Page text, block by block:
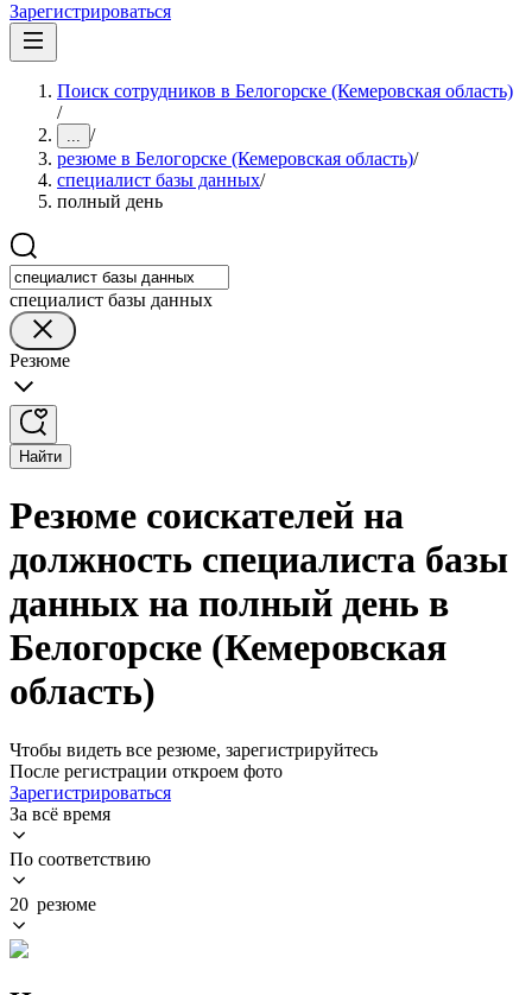
Зарегистрироваться
Поиск сотрудников в Белогорске (Кемеровская область)
/
... /
резюме в Белогорске (Кемеровская область)/
специалист базы данных/
полный день
специалист базы данных
Резюме
Найти
Резюме соискателей на
должность специалиста базы
данных на полный день в
Белогорске (Кемеровская
область)
Чтобы видеть все резюме, зарегистрируйтесь
После регистрации откроем фото
Зарегистрироваться
За всё время
По соответствию
20 резюме